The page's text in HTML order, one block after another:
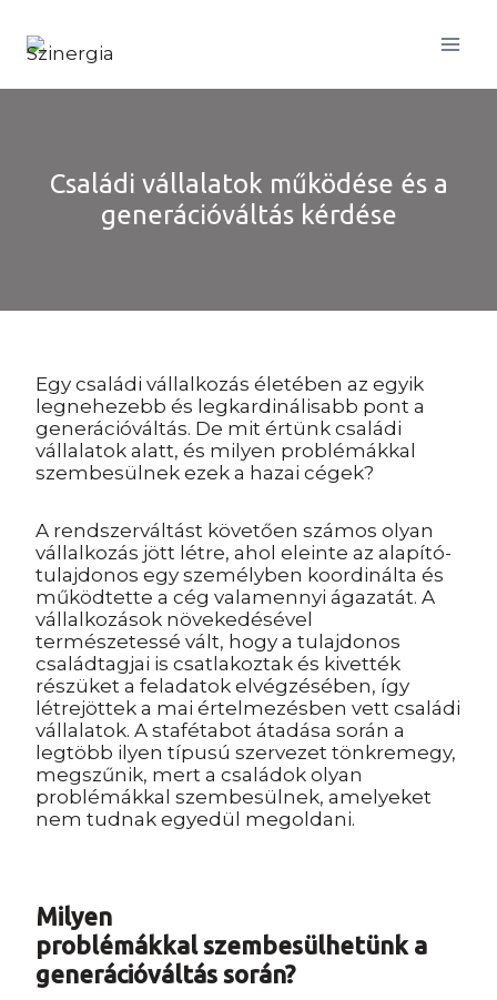
content
Családi vállalatok működése és a
generációváltás kérdése
Egy családi vállalkozás életében az egyik
legnehezebb és legkardinálisabb pont a
generációváltás. De mit értünk családi
vállalatok alatt, és milyen problémákkal
szembesülnek ezek a hazai cégek?
A rendszerváltást követően számos olyan
vállalkozás jött létre, ahol eleinte az alapító-
tulajdonos egy személyben koordinálta és
működtette a cég valamennyi ágazatát. A
vállalkozások növekedésével
természetessé vált, hogy a tulajdonos
családtagjai is csatlakoztak és kivették
részüket a feladatok elvégzésében, így
létrejöttek a mai értelmezésben vett családi
vállalatok. A stafétabot átadása során a
legtöbb ilyen típusú szervezet tönkremegy,
megszűnik, mert a családok olyan
problémákkal szembesülnek, amelyeket
nem tudnak egyedül megoldani.
Milyen
problémákkalszembesülhetünk a
generációváltás során?